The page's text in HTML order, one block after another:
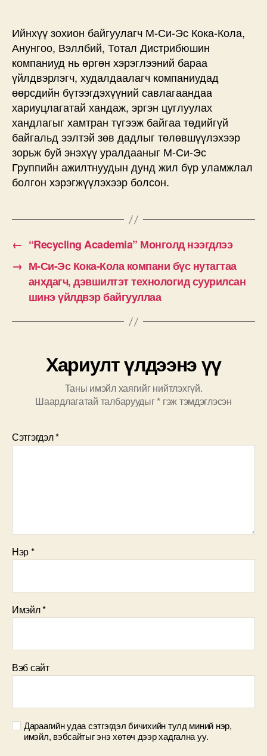
Ийнхүү зохион байгуулагч М-Си-Эс Кока-Кола,
Анунгоо, Вэллбий, Тотал Дистрибюшин
компаниуд нь өргөн хэрэглээний бараа
үйлдвэрлэгч, худалдаалагч компаниудад
өөрсдийн бүтээгдэхүүний савлагаандаа
хариуцлагатай хандаж, эргэн цуглуулах
хандлагыг хамтран түгээж байгаа төдийгүй
байгальд ээлтэй зөв дадлыг төлөвшүүлэхээр
зорьж буй энэхүү уралдааныг М-Си-Эс
Группийн ажилтнуудын дунд жил бүр уламжлал
болгон хэрэгжүүлэхээр болсон.
← “Recycling Academia” Монголд нээгдлээ
→ М-Си-Эс Кока-Кола компани бүс нутагтаа
анхдагч, дэвшилтэт технологид суурилсан
шинэ үйлдвэр байгууллаа
Хариулт үлдээнэ үү
Таны имэйл хаягийг нийтлэхгүй.
Шаардлагатай талбаруудыг* гэж тэмдэглэсэн
Сэтгэгдэл*
Нэр*
Имэйл*
Вэб сайт
Дараагийн удаа сэтгэгдэл бичихийн тулд миний нэр,
имэйл, вэбсайтыг энэ хөтөч дээр хадгална уу.